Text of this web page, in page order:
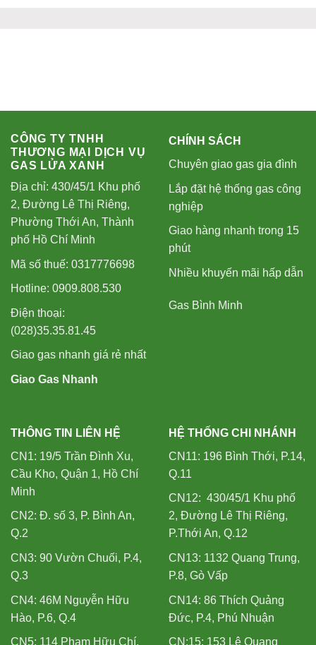
CÔNG TY TNHH
THƯƠNG MẠI DỊCH VỤ
GAS LỬA XANH
Địa chỉ: 430/45/1 Khu phố
2, Đường Lê Thị Riêng,
Phường Thới An, Thành
phố Hồ Chí Minh
Mã số thuế: 0317776698
Hotline: 0909.808.530
Điện thoại:
(028)35.35.81.45
Giao gas nhanh giá rẻ nhất
Giao Gas Nhanh
CHÍNH SÁCH
Chuyên giao gas gia đình
Lắp đặt hệ thống gas công
nghiệp
Giao hàng nhanh trong 15
phút
Nhiều khuyến mãi hấp dẫn
Gas Bình Minh
THÔNG TIN LIÊN HỆ
CN1: 19/5 Trần Đình Xu,
Cầu Kho, Quận 1, Hồ Chí
Minh
CN2: Đ. số 3, P. Bình An,
Q.2
CN3: 90 Vườn Chuối, P.4,
Q.3
CN4: 46M Nguyễn Hữu
Hào, P.6, Q.4
CN5: 114 Phạm Hữu Chí,
HỆ THỐNG CHI NHÁNH
CN11: 196 Bình Thới, P.14,
Q.11
CN12: 430/45/1 Khu phố
2, Đường Lê Thị Riêng,
P.Thới An, Q.12
CN13: 1132 Quang Trung,
P.8, Gò Vấp
CN14: 86 Thích Quảng
Đức, P.4, Phú Nhuận
CN:15: 153 Lê Quang